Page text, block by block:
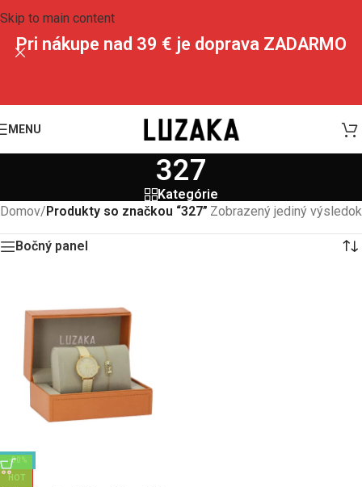
Skip to main content
Pri nákupe nad 39 € je doprava ZADARMO
MENU
327
Kategórie
Domov/Produkty so značkou “327” Zobrazený jediný výsledok
Bočný panel
-30%
HOT